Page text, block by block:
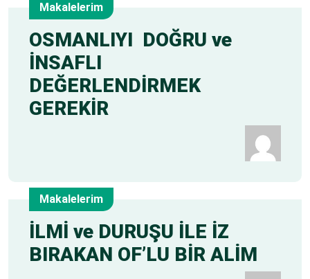
21
May
Makalelerim
OSMANLIYI DOĞRU ve
İNSAFLI
DEĞERLENDİRMEK
GEREKİR
20
May
Makalelerim
İLMİ ve DURUŞU İLE İZ
BIRAKAN OF’LU BİR ALİM